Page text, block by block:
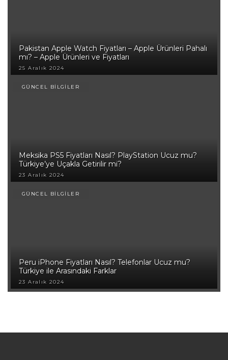
Pakistan Apple Watch Fiyatları – Apple Ürünleri Pahalı
mı? – Apple Ürünleri ve Fiyatları
25 Aralık 2024
GÜNCEL BİLGİLER
Meksika PS5 Fiyatları Nasıl? PlayStation Ucuz mu?
Türkiye’ye Uçakla Getirilir mi?
23 Aralık 2024
GÜNCEL BİLGİLER
Peru iPhone Fiyatları Nasıl? Telefonlar Ucuz mu?
Türkiye ile Arasındaki Farklar
23 Aralık 2024